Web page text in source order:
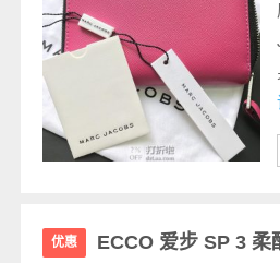
优惠
ECCO 爱步 SP 3 柔